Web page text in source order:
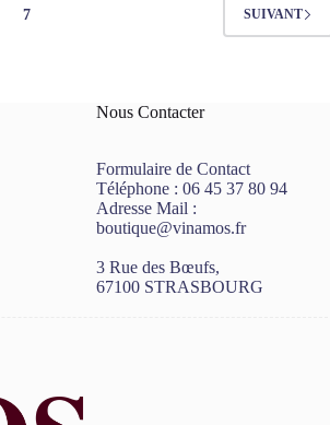
7 SUIVANT
Nous Contacter
Formulaire de Contact
Téléphone :06 45 37 80 94
Adresse Mail :
boutique@vinamos.fr
3 Rue des Bœufs,
67100 STRASBOURG